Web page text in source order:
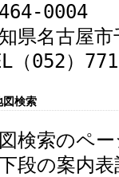
0004
県名古屋
（052）
検索
検索のペ
段の案内